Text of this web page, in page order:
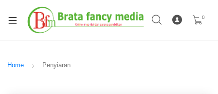
0
Home Penyiaran